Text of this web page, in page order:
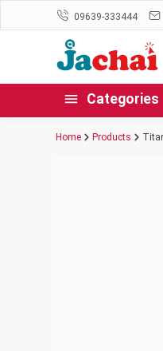
09639-333444
Categories
Home Products